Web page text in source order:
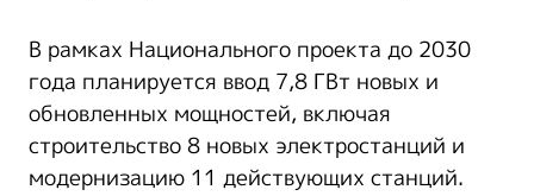
В рамках Национального проекта до 2030
года планируется ввод 7,8 ГВт новых и
обновленных мощностей, включая
строительство 8 новых электростанций и
модернизацию 11 действующих станций.